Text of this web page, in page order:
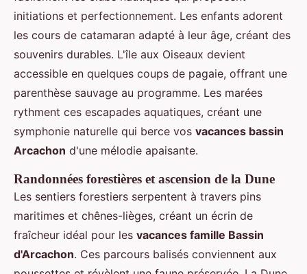
initiations et perfectionnement. Les enfants adorent
les cours de catamaran adapté à leur âge, créant des
souvenirs durables. L'île aux Oiseaux devient
accessible en quelques coups de pagaie, offrant une
parenthèse sauvage au programme. Les marées
rythment ces escapades aquatiques, créant une
symphonie naturelle qui berce vos vacances bassin
Arcachon d'une mélodie apaisante.
Randonnées forestières et ascension de la Dune
Les sentiers forestiers serpentent à travers pins
maritimes et chênes-lièges, créant un écrin de
fraîcheur idéal pour les vacances famille Bassin
d'Arcachon. Ces parcours balisés conviennent aux